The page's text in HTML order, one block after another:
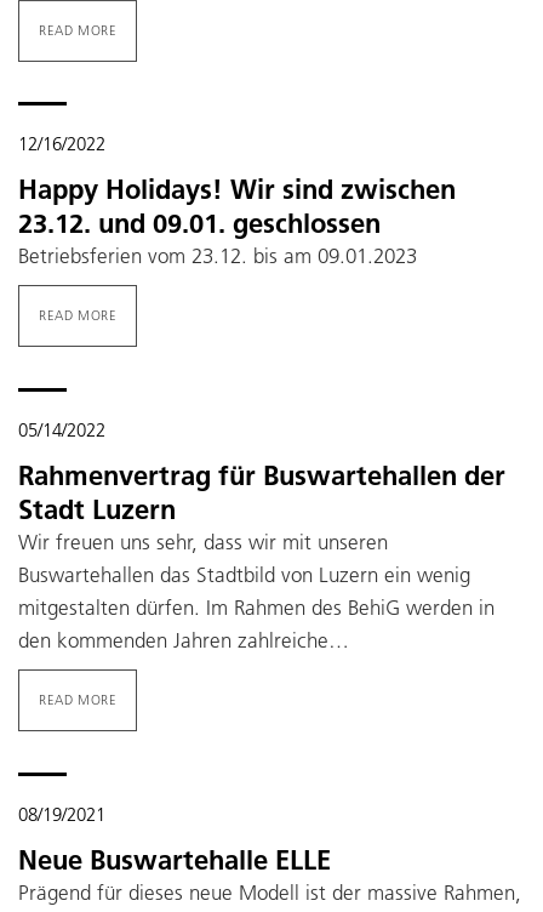
READ MORE
12/16/2022
Happy Holidays! Wir sind zwischen
23.12. und 09.01. geschlossen
Betriebsferien vom 23.12. bis am 09.01.2023
READ MORE
05/14/2022
Rahmenvertrag für Buswartehallen der
Stadt Luzern
Wir freuen uns sehr, dass wir mit unseren
Buswartehallen das Stadtbild von Luzern ein wenig
mitgestalten dürfen. Im Rahmen des BehiG werden in
den kommenden Jahren zahlreiche…
READ MORE
08/19/2021
Neue Buswartehalle ELLE
Prägend für dieses neue Modell ist der massive Rahmen,